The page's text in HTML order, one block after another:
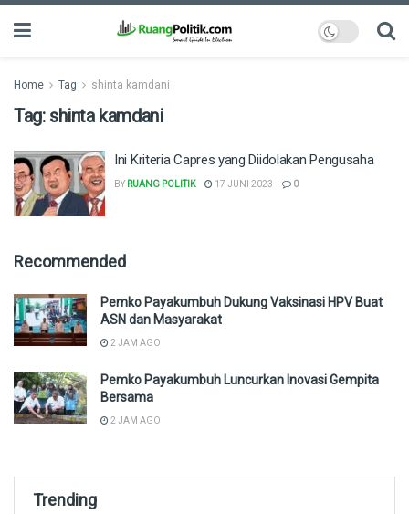
Home Tag shinta kamdani
Tag: shinta kamdani
Ini Kriteria Capres yang Diidolakan Pengusaha
BY RUANG POLITIK 17 JUNI 2023 0
Recommended
Pemko Payakumbuh Dukung Vaksinasi HPV Buat
ASN dan Masyarakat
2 JAM AGO
Pemko Payakumbuh Luncurkan Inovasi Gempita
Bersama
2 JAM AGO
Trending